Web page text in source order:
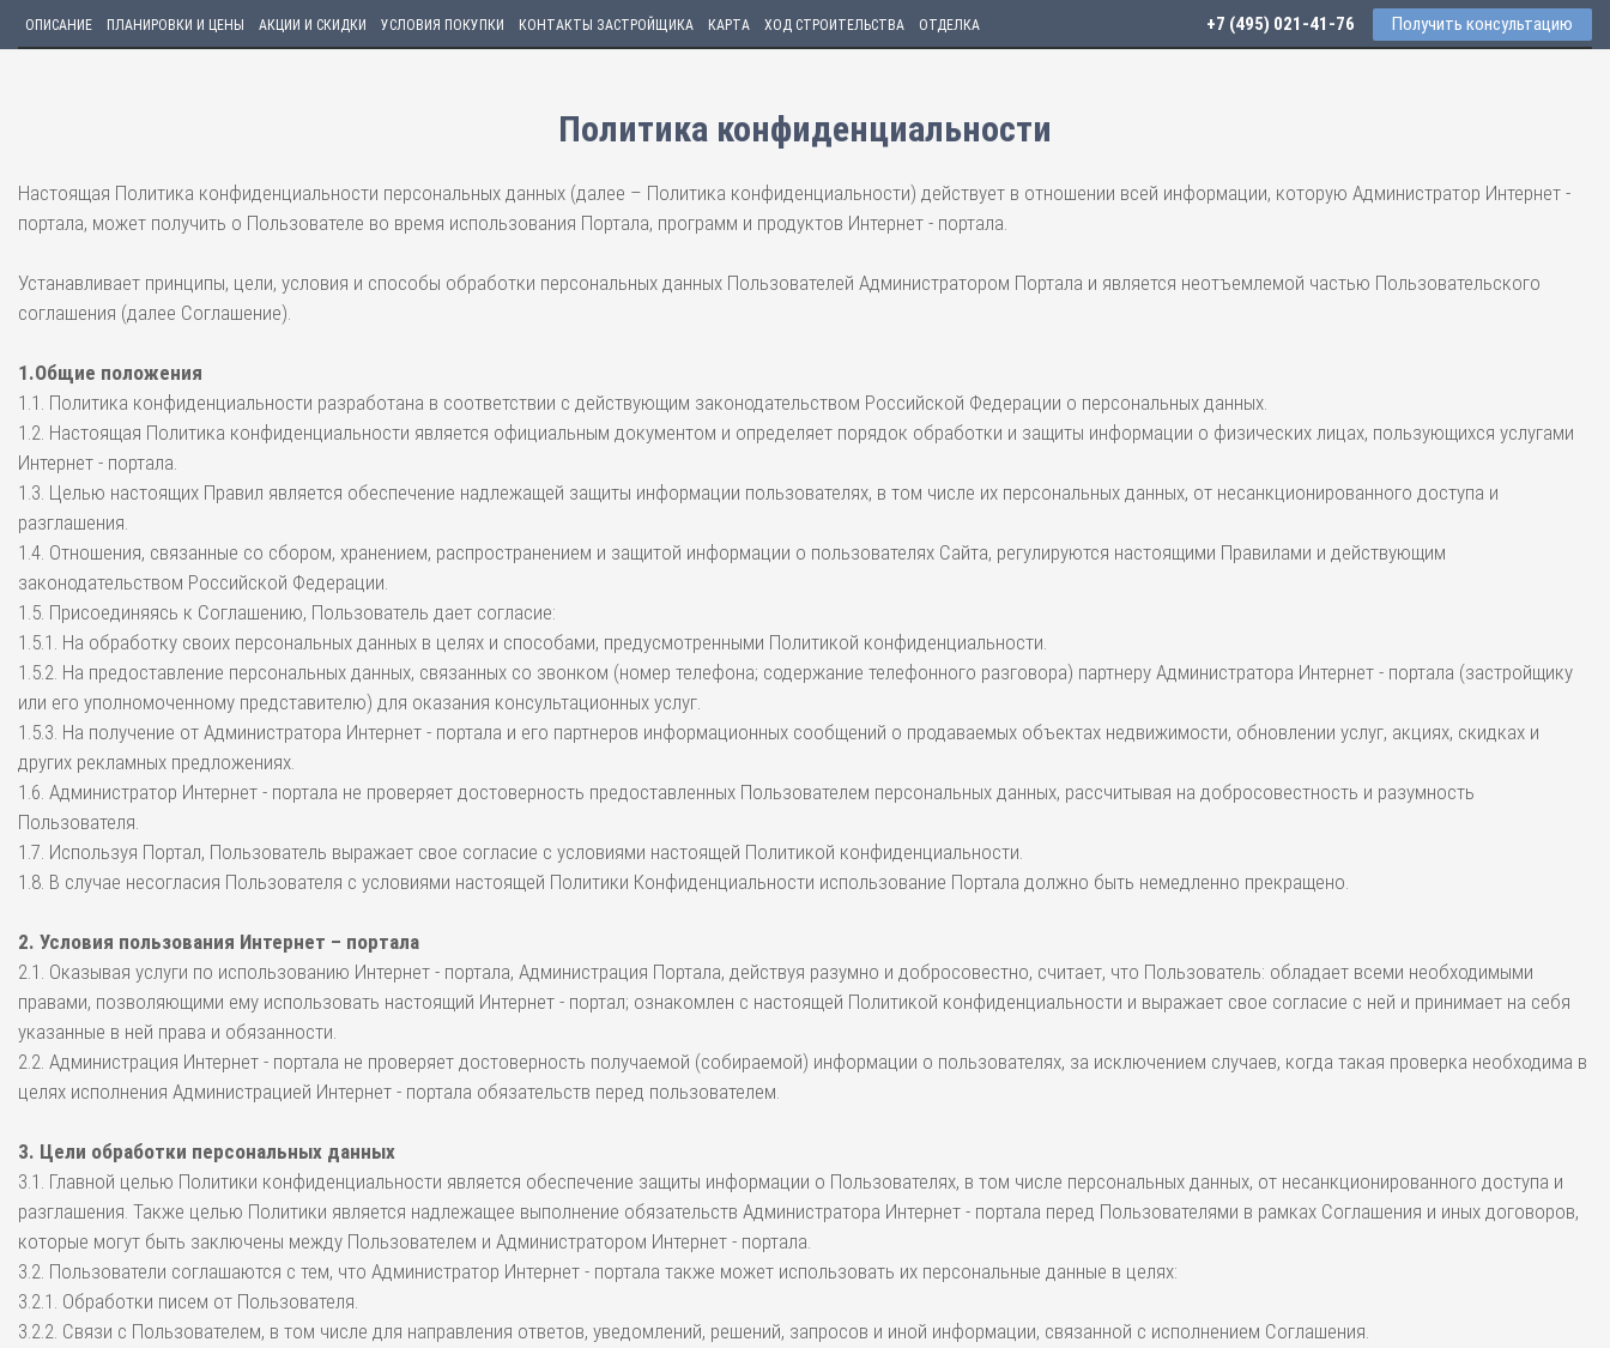
ОПИСАНИЕ ПЛАНИРОВКИ И ЦЕНЫ АКЦИИ И СКИДКИ УСЛОВИЯ ПОКУПКИ КОНТАКТЫ ЗАСТРОЙЩИКА КАРТА ХОД СТРОИТЕЛЬСТВА ОТДЕЛКА +7 (495) 021-41-76 Получить консультацию
Политика конфиденциальности
Настоящая Политика конфиденциальности персональных данных (далее – Политика конфиденциальности) действует в отношении всей информации, которую Администратор Интернет -
портала, может получить о Пользователе во время использования Портала, программ и продуктов Интернет - портала.
Устанавливает принципы, цели, условия и способы обработки персональных данных Пользователей Администратором Портала и является неотъемлемой частью Пользовательского
соглашения (далее Соглашение).
1.Общие положения
1.1. Политика конфиденциальности разработана в соответствии с действующим законодательством Российской Федерации о персональных данных.
1.2. Настоящая Политика конфиденциальности является официальным документом и определяет порядок обработки и защиты информации о физических лицах, пользующихся услугами
Интернет - портала.
1.3. Целью настоящих Правил является обеспечение надлежащей защиты информации пользователях, в том числе их персональных данных, от несанкционированного доступа и
разглашения.
1.4. Отношения, связанные со сбором, хранением, распространением и защитой информации о пользователях Сайта, регулируются настоящими Правилами и действующим
законодательством Российской Федерации.
1.5. Присоединяясь к Соглашению, Пользователь дает согласие:
1.5.1. На обработку своих персональных данных в целях и способами, предусмотренными Политикой конфиденциальности.
1.5.2. На предоставление персональных данных, связанных со звонком (номер телефона; содержание телефонного разговора) партнеру Администратора Интернет - портала (застройщику
или его уполномоченному представителю) для оказания консультационных услуг.
1.5.3. На получение от Администратора Интернет - портала и его партнеров информационных сообщений о продаваемых объектах недвижимости, обновлении услуг, акциях, скидках и
других рекламных предложениях.
1.6. Администратор Интернет - портала не проверяет достоверность предоставленных Пользователем персональных данных, рассчитывая на добросовестность и разумность
Пользователя.
1.7. Используя Портал, Пользователь выражает свое согласие с условиями настоящей Политикой конфиденциальности.
1.8. В случае несогласия Пользователя с условиями настоящей Политики Конфиденциальности использование Портала должно быть немедленно прекращено.
2. Условия пользования Интернет – портала
2.1. Оказывая услуги по использованию Интернет - портала, Администрация Портала, действуя разумно и добросовестно, считает, что Пользователь: обладает всеми необходимыми
правами, позволяющими ему использовать настоящий Интернет - портал; ознакомлен с настоящей Политикой конфиденциальности и выражает свое согласие с ней и принимает на себя
указанные в ней права и обязанности.
2.2. Администрация Интернет - портала не проверяет достоверность получаемой (собираемой) информации о пользователях, за исключением случаев, когда такая проверка необходима в
целях исполнения Администрацией Интернет - портала обязательств перед пользователем.
3. Цели обработки персональных данных
3.1. Главной целью Политики конфиденциальности является обеспечение защиты информации о Пользователях, в том числе персональных данных, от несанкционированного доступа и
разглашения. Также целью Политики является надлежащее выполнение обязательств Администратора Интернет - портала перед Пользователями в рамках Соглашения и иных договоров,
которые могут быть заключены между Пользователем и Администратором Интернет - портала.
3.2. Пользователи соглашаются с тем, что Администратор Интернет - портала также может использовать их персональные данные в целях:
3.2.1. Обработки писем от Пользователя.
3.2.2. Связи с Пользователем, в том числе для направления ответов, уведомлений, решений, запросов и иной информации, связанной с исполнением Соглашения.